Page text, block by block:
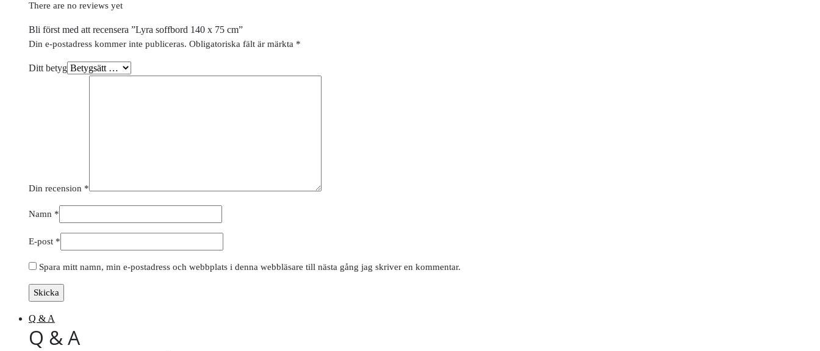
There are no reviews yet
Bli först med att recensera ”Lyra soffbord 140 x 75 cm”
Din e-postadress kommer inte publiceras. Obligatoriska fält är märkta *
Ditt betyg
Din recension *
Namn *
E-post *
Spara mitt namn, min e-postadress och webbplats i denna webbläsare till nästa gång jag skriver en kommentar.
Q & A
Q & A